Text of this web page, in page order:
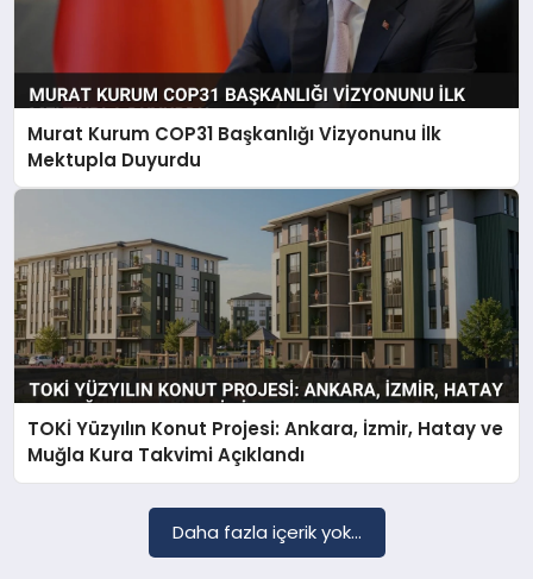
Murat Kurum COP31 Başkanlığı Vizyonunu İlk
Mektupla Duyurdu
TOKİ Yüzyılın Konut Projesi: Ankara, İzmir, Hatay ve
Muğla Kura Takvimi Açıklandı
Daha fazla içerik yok...